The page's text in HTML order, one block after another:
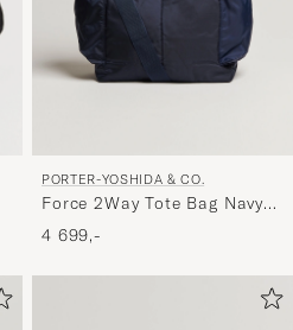
PORTER-YOSHIDA & CO.
Force 2Way Tote Bag Navy
Blue
4 699,-